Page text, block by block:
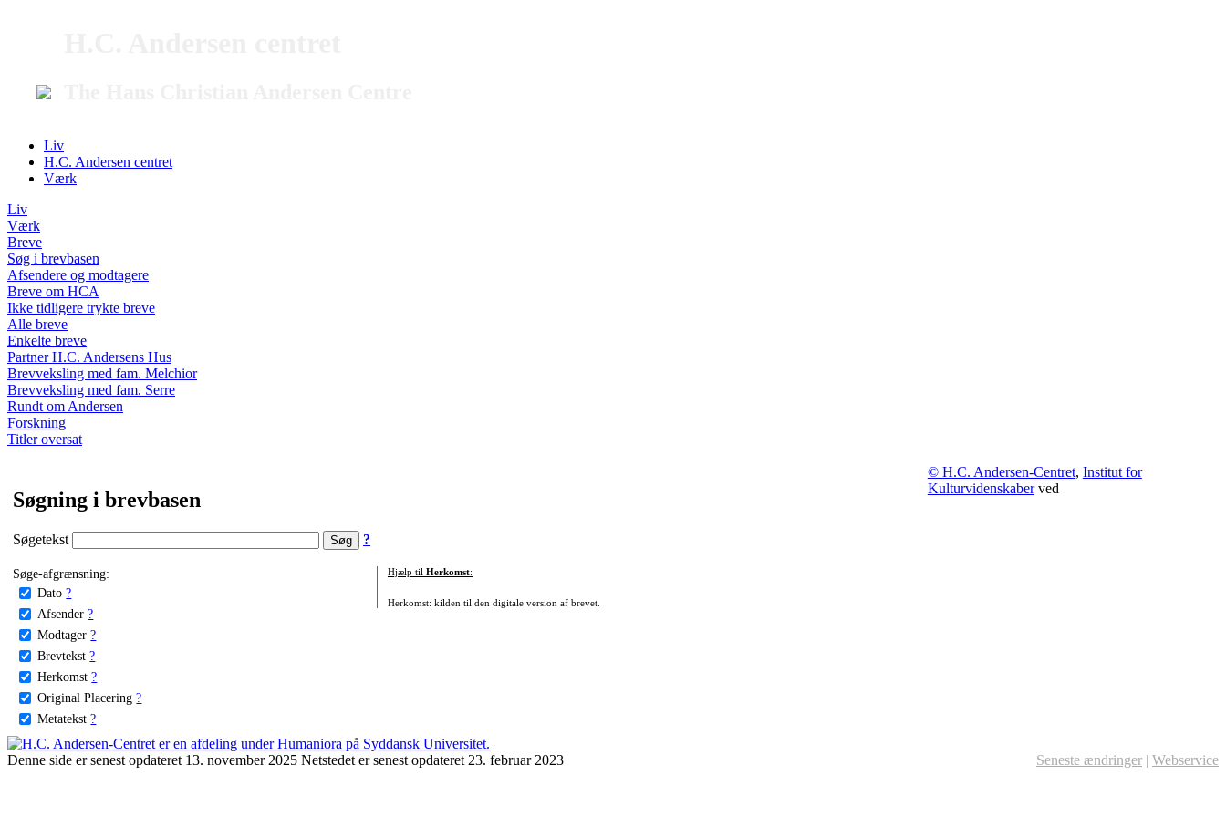
Liv
H.C. Andersen centret
Værk
Liv
Værk
Breve
Søg i brevbasen
Afsendere og modtagere
Breve om HCA
Ikke tidligere trykte breve
Alle breve
Enkelte breve
Partner H.C. Andersens Hus
Brevveksling med fam. Melchior
Brevveksling med fam. Serre
Rundt om Andersen
Forskning
Titler oversat
Søgning i brevbasen
Søgetekst ?
Søge-afgrænsning:
Dato ?
Afsender ?
Modtager ?
Brevtekst ?
Herkomst ?
Original Placering ?
Metatekst ?
Hjælp til Herkomst:
Herkomst: kilden til den digitale version af brevet.
© H.C. Andersen-Centret, Institut for
Kulturvidenskaberved
Denne side er senest opdateret 13. november 2025 Netstedet er senest opdateret 23. februar 2023 Seneste ændringer | Webservice